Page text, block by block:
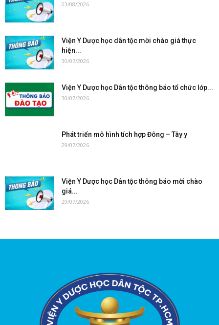
03/08/2026
Viện Y Dược học dân tộc mời chào giá thực
hiện...
30/07/2026
Viện Y Dược học Dân tộc thông báo tổ chức lớp...
30/07/2026
Phát triển mô hình tích hợp Đông – Tây y
29/07/2026
Viện Y Dược học Dân tộc thông báo mời chào
giá...
29/07/2026